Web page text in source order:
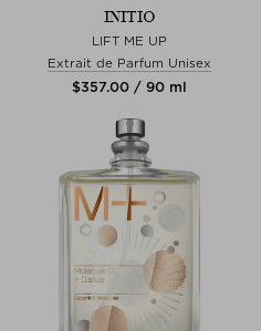
INITIO
LIFT ME UP
Extrait de Parfum Unisex
$‌357.00 / 90 ml